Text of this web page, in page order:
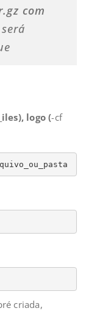
com
logo (-cf
criada,